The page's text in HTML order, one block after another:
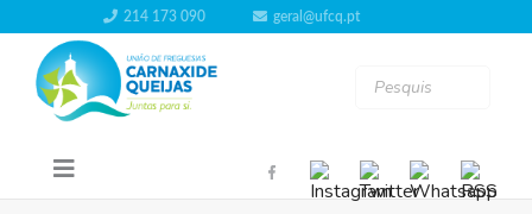
214 173 090 geral@ufcq.pt